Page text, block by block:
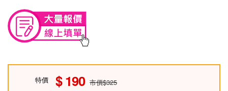
特價 190 市價$325